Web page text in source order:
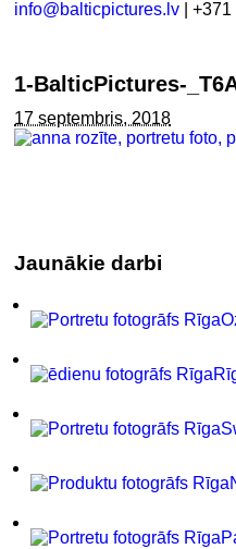
info@balticpictures.lv |
1-BalticPictures-
17 septembris, 2018
Jaunākie darbi